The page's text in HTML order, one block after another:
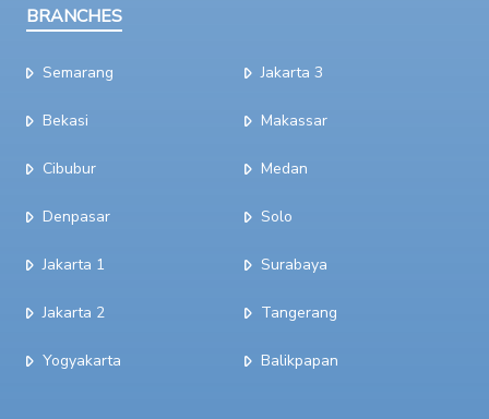
BRANCHES
Semarang
Bekasi
Cibubur
Denpasar
Jakarta 1
Jakarta 2
Yogyakarta
Jakarta 3
Makassar
Medan
Solo
Surabaya
Tangerang
Balikpapan